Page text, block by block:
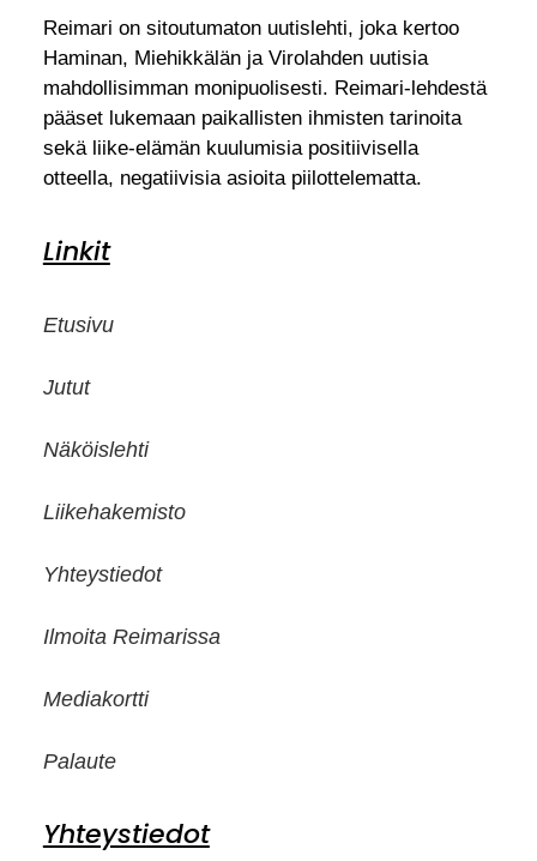
Reimari on sitoutumaton uutislehti, joka kertoo
Haminan, Miehikkälän ja Virolahden uutisia
mahdollisimman monipuolisesti. Reimari-lehdestä
pääset lukemaan paikallisten ihmisten tarinoita
sekä liike-elämän kuulumisia positiivisella
otteella, negatiivisia asioita piilottelematta.
Linkit
Etusivu
Jutut
Näköislehti
Liikehakemisto
Yhteystiedot
Ilmoita Reimarissa
Mediakortti
Palaute
Yhteystiedot